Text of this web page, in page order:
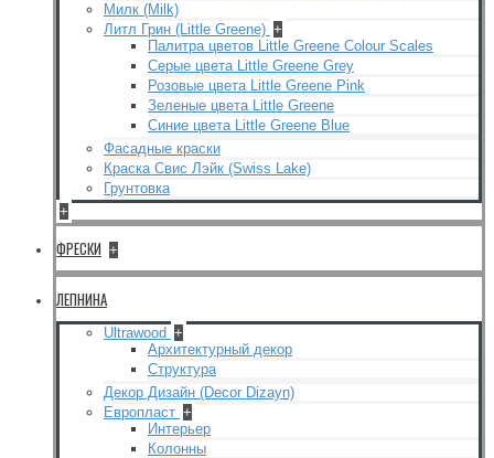
Милк (Milk)
Литл Грин (Little Greene) +
Палитра цветов Little Greene Colour Scales
Серые цвета Little Greene Grey
Розовые цвета Little Greene Pink
Зеленые цвета Little Greene
Синие цвета Little Greene Blue
Фасадные краски
Краска Свис Лэйк (Swiss Lake)
Грунтовка
+
ФРЕСКИ +
ЛЕПНИНА
Ultrawood +
Архитектурный декор
Структура
Декор Дизайн (Decor Dizayn)
Европласт +
Интерьер
Колонны